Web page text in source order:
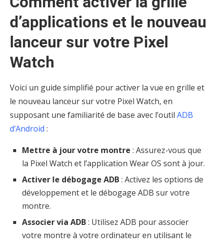
d’applications et le nouveau
lanceur sur votre Pixel
Watch
Voici un guide simplifié pour activer la vue en grille et
le nouveau lanceur sur votre Pixel Watch, en
supposant une familiarité de base avec l’outil ADB
d’Android :
Mettre à jour votre montre : Assurez-vous que
la Pixel Watch et l’application Wear OS sont à jour.
Activer le débogage ADB: Activez les options de
développement et le débogage ADB sur votre
montre.
Associer via ADB: Utilisez ADB pour associer
votre montre à votre ordinateur en utilisant le